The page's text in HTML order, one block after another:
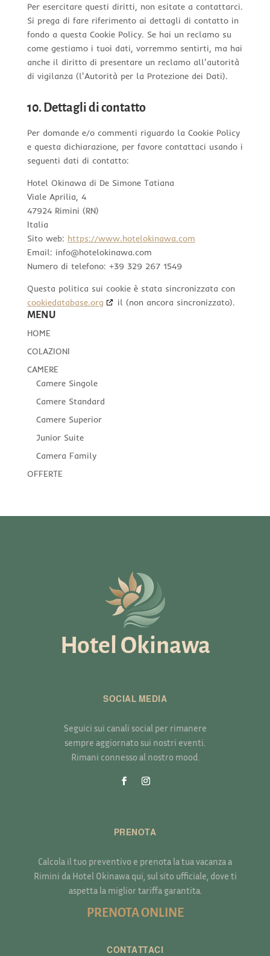
Per esercitare questi diritti, non esitate a contattarci.
Si prega di fare riferimento ai dettagli di contatto in
fondo a questa Cookie Policy. Se hai un reclamo su
come gestiamo i tuoi dati, vorremmo sentirti, ma hai
anche il diritto di presentare un reclamo all'autorità
di vigilanza (l'Autorità per la Protezione dei Dati).
10. Dettagli di contatto
Per domande e/o commenti riguardo la Cookie Policy
e questa dichiarazione, per favore contattaci usando i
seguenti dati di contatto:
Hotel Okinawa di De Simone Tatiana
Viale Aprilia, 4
47924 Rimini (RN)
Italia
Sito web: https://www.hotelokinawa.com
Email: info@hotelokinawa.com
Numero di telefono: +39 329 267 1549
Questa politica sui cookie è stata sincronizzata con
cookiedatabase.org
il (non ancora sincronizzato).
MENU
HOME
COLAZIONI
CAMERE
Camere Singole
Camere Standard
Camere Superior
Junior Suite
Camera Family
OFFERTE
Hotel Okinawa
SOCIAL MEDIA
Seguici sui canali social per rimanere
sempre aggiornato sui nostri eventi.
Rimani connesso al nostro mood.
PRENOTA
Calcola il tuo preventivo e prenota la tua vacanza a
Rimini da Hotel Okinawa qui, sul sito ufficiale, dove ti
aspetta la miglior tariffa garantita.
PRENOTA ONLINE
CONTATTACI